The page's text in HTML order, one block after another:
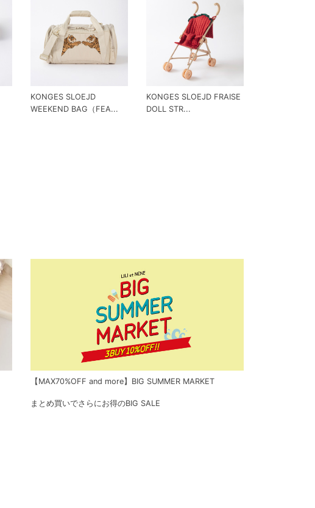
KONGES SLOEJD
WEEKEND BAG（FEA...
KONGES SLOEJD FRAISE
DOLL STR...
【MAX70%OFF and more】BIG SUMMER MARKET
まとめ買いでさらにお得のBIG SALE